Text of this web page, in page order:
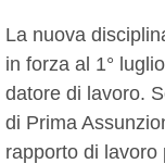
La nuova
in forza al 1°
datore di lavoro.
di Prima
rapporto di lavoro